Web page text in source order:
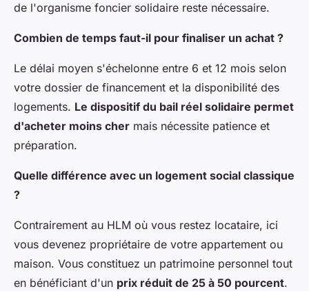
de l'organisme foncier solidaire reste nécessaire.
Combien de temps faut-il pour finaliser un achat ?
Le délai moyen s'échelonne entre 6 et 12 mois selon
votre dossier de financement et la disponibilité des
logements. Le dispositif du bail réel solidaire permet
d'acheter moins cher mais nécessite patience et
préparation.
Quelle différence avec un logement social classique
?
Contrairement au HLM où vous restez locataire, ici
vous devenez propriétaire de votre appartement ou
maison. Vous constituez un patrimoine personnel tout
en bénéficiant d'un prix réduit de 25 à 50 pourcent.